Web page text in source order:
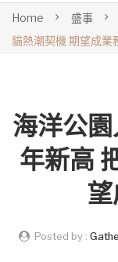
Home 盛事
貓熱潮契機 期望成業
海洋公
年新高
Posted by :